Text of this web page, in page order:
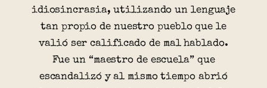
idiosincrasia, utilizando un lenguaje
tan propio de nuestro pueblo que le
valió ser calificado de mal hablado.
Fue un “maestro de escuela” que
escandalizó y al mismo tiempo abrió